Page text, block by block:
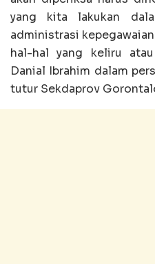
yang kita lakukan
administrasi
hal-hal yang keliru
Danial Ibrahim dalam
tutur Sekdaprov